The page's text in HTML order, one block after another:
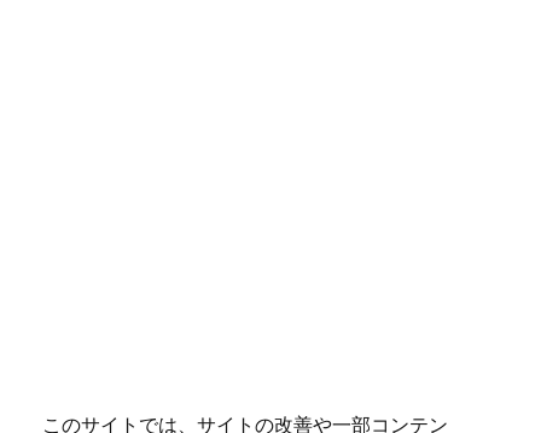
このサイトでは、サイトの改善や一部コンテン